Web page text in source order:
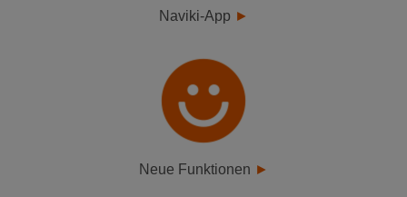
Naviki-App
Neue Funktionen